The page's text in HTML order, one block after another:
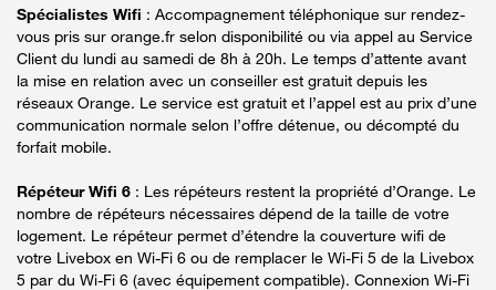
Spécialistes Wifi : Accompagnement téléphonique sur rendez-
vous pris sur orange.fr selon disponibilité ou via appel au Service
Client du lundi au samedi de 8h à 20h. Le temps d’attente avant
la mise en relation avec un conseiller est gratuit depuis les
réseaux Orange. Le service est gratuit et l’appel est au prix d’une
communication normale selon l’offre détenue, ou décompté du
forfait mobile.
Répéteur Wifi 6 : Les répéteurs restent la propriété d’Orange. Le
nombre de répéteurs nécessaires dépend de la taille de votre
logement. Le répéteur permet d’étendre la couverture wifi de
votre Livebox en Wi-Fi 6 ou de remplacer le Wi-Fi 5 de la Livebox
5 par du Wi-Fi 6 (avec équipement compatible). Connexion Wi-Fi